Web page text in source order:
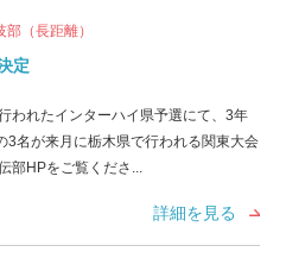
（長距離）
定
われたインターハイ県予選にて、3年
3名が来月に栃木県で行われる関東大会
部HPをご覧くださ...
詳細を見る